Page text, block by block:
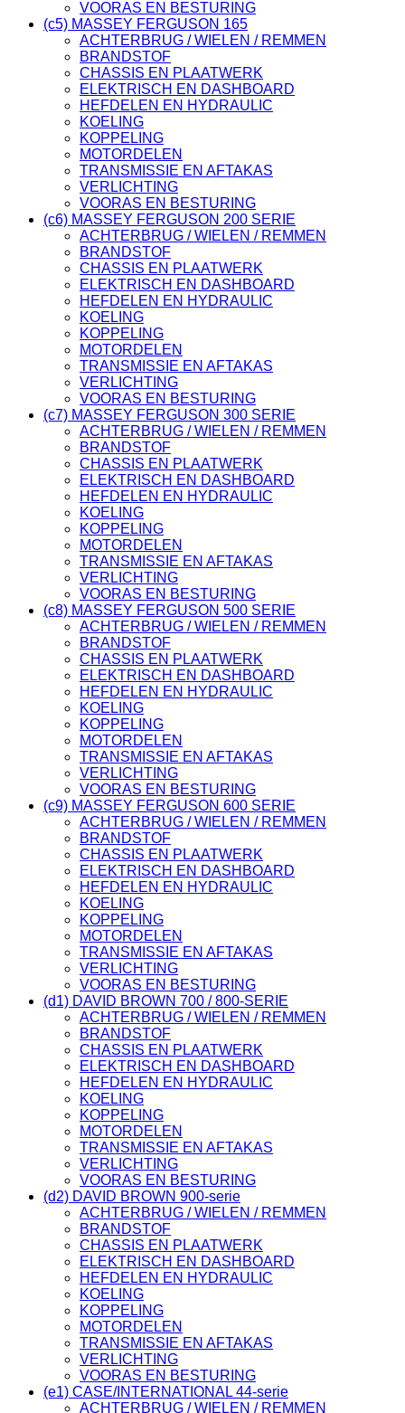
VOORAS EN BESTURING
(c5) MASSEY FERGUSON 165
ACHTERBRUG / WIELEN / REMMEN
BRANDSTOF
CHASSIS EN PLAATWERK
ELEKTRISCH EN DASHBOARD
HEFDELEN EN HYDRAULIC
KOELING
KOPPELING
MOTORDELEN
TRANSMISSIE EN AFTAKAS
VERLICHTING
VOORAS EN BESTURING
(c6) MASSEY FERGUSON 200 SERIE
ACHTERBRUG / WIELEN / REMMEN
BRANDSTOF
CHASSIS EN PLAATWERK
ELEKTRISCH EN DASHBOARD
HEFDELEN EN HYDRAULIC
KOELING
KOPPELING
MOTORDELEN
TRANSMISSIE EN AFTAKAS
VERLICHTING
VOORAS EN BESTURING
(c7) MASSEY FERGUSON 300 SERIE
ACHTERBRUG / WIELEN / REMMEN
BRANDSTOF
CHASSIS EN PLAATWERK
ELEKTRISCH EN DASHBOARD
HEFDELEN EN HYDRAULIC
KOELING
KOPPELING
MOTORDELEN
TRANSMISSIE EN AFTAKAS
VERLICHTING
VOORAS EN BESTURING
(c8) MASSEY FERGUSON 500 SERIE
ACHTERBRUG / WIELEN / REMMEN
BRANDSTOF
CHASSIS EN PLAATWERK
ELEKTRISCH EN DASHBOARD
HEFDELEN EN HYDRAULIC
KOELING
KOPPELING
MOTORDELEN
TRANSMISSIE EN AFTAKAS
VERLICHTING
VOORAS EN BESTURING
(c9) MASSEY FERGUSON 600 SERIE
ACHTERBRUG / WIELEN / REMMEN
BRANDSTOF
CHASSIS EN PLAATWERK
ELEKTRISCH EN DASHBOARD
HEFDELEN EN HYDRAULIC
KOELING
KOPPELING
MOTORDELEN
TRANSMISSIE EN AFTAKAS
VERLICHTING
VOORAS EN BESTURING
(d1) DAVID BROWN 700 / 800-SERIE
ACHTERBRUG / WIELEN / REMMEN
BRANDSTOF
CHASSIS EN PLAATWERK
ELEKTRISCH EN DASHBOARD
HEFDELEN EN HYDRAULIC
KOELING
KOPPELING
MOTORDELEN
TRANSMISSIE EN AFTAKAS
VERLICHTING
VOORAS EN BESTURING
(d2) DAVID BROWN 900-serie
ACHTERBRUG / WIELEN / REMMEN
BRANDSTOF
CHASSIS EN PLAATWERK
ELEKTRISCH EN DASHBOARD
HEFDELEN EN HYDRAULIC
KOELING
KOPPELING
MOTORDELEN
TRANSMISSIE EN AFTAKAS
VERLICHTING
VOORAS EN BESTURING
(e1) CASE/INTERNATIONAL 44-serie
ACHTERBRUG / WIELEN / REMMEN